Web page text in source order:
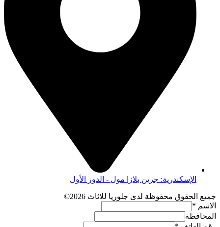
الإسكندرية: جرين بلازا مول - الدور الأول
جميع الحقوق محفوظة لدى جلوريا للاثاث 2026©
الاسم *
المحافظة